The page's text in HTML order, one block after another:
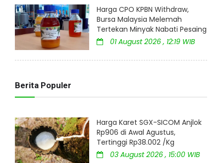
Harga CPO KPBN Withdraw,
Bursa Malaysia Melemah
Tertekan Minyak Nabati Pesaing
01 August 2026 , 12:19 WIB
Berita Populer
Harga Karet SGX-SICOM Anjlok
Rp906 di Awal Agustus,
Tertinggi Rp38.002 /Kg
03 August 2026 , 15:00 WIB